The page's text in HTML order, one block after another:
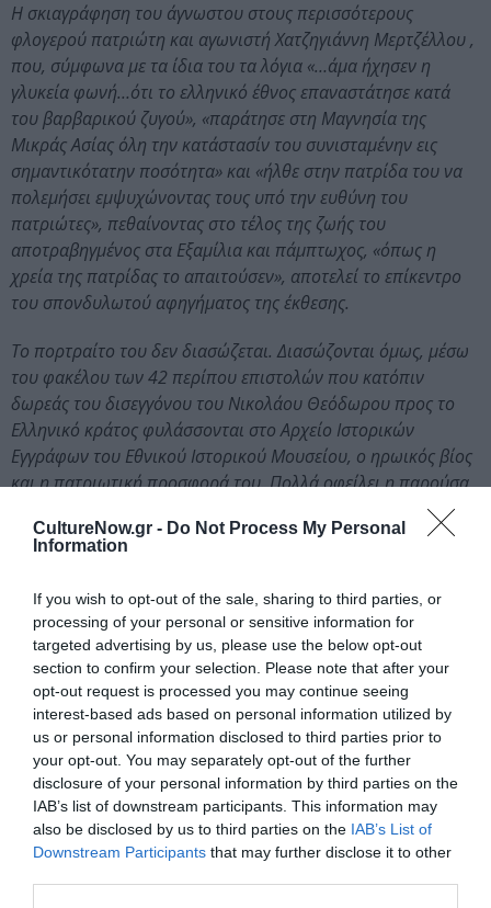
CultureNow.gr - Do Not Process My Personal
Information
If you wish to opt-out of the sale, sharing to third parties, or
processing of your personal or sensitive information for
targeted advertising by us, please use the below opt-out
section to confirm your selection. Please note that after your
opt-out request is processed you may continue seeing
interest-based ads based on personal information utilized by
us or personal information disclosed to third parties prior to
your opt-out. You may separately opt-out of the further
disclosure of your personal information by third parties on the
IAB’s list of downstream participants. This information may
also be disclosed by us to third parties on the IAB’s List of
Downstream Participants that may further disclose it to other
Η σκιαγράφηση του άγνωστου στους περισσότερους
φλογερού πατριώτη και αγωνιστή Χατζηγιάννη Μερτζέλλου ,
που, σύμφωνα με τα ίδια του τα λόγια «…άμα ήχησεν η
γλυκεία φωνή…ότι το ελληνικό έθνος επαναστάτησε κατά
του βαρβαρικού ζυγού», «παράτησε στη Μαγνησία της
Μικράς Ασίας όλη την κατάστασίν του συνισταμένην εις
σημαντικότατην ποσότητα» και «ήλθε στην πατρίδα του να
πολεμήσει εμψυχώνοντας τους υπό την ευθύνη του
πατριώτες», πεθαίνοντας στο τέλος της ζωής του
αποτραβηγμένος στα Εξαμίλια και πάμπτωχος, «όπως η
χρεία της πατρίδας το απαιτούσεν», αποτελεί το επίκεντρο
του σπονδυλωτού αφηγήματος της έκθεσης.
Το πορτραίτο του δεν διασώζεται. Διασώζονται όμως, μέσω
του φακέλου των 42 περίπου επιστολών που κατόπιν
δωρεάς του δισεγγόνου του Νικολάου Θεόδωρου προς το
Ελληνικό κράτος φυλάσσονται στο Αρχείο Ιστορικών
Εγγράφων του Εθνικού Ιστορικού Μουσείου, ο ηρωικός βίος
και η πατριωτική προσφορά του. Πολλά οφείλει η παρούσα
έκθεση στον μελετητή του βίου του Χατζηγιάννη Μερτζέλλου
και του σώματος των επιστολών, κ. Αναστάσιο Λυμπερίου.
συμπεριλαμβάνεται εξάλλου στον υπό έκδοση κατάλογο της
έκθεσης.
Το τοπίο της Κορίνθου μέσα από ιστορικές ελαιογραφίες και
χαρακτικά, τα ιστορικά ενθυμήματα του Αγώνα και τα
εξαρτήματα εποχής (όπλα, ενδύματα, αντικείμενα), οι
επιστολές προς τον ήρωα Χατζηγιάννη, η σκιαγράφηση της
ηρωικής μορφής του μέσα στον χωροχρόνο, τα συνελεγμένα
στοιχεία για τον ίδιο και για τα υπόλοιπα μέλη του
προσωπικού βίου του, αλλά και η ευρύτερη φαντασία των
συμμετεχόντων που καλείται να ιχνηλατήσει τα βήματα και